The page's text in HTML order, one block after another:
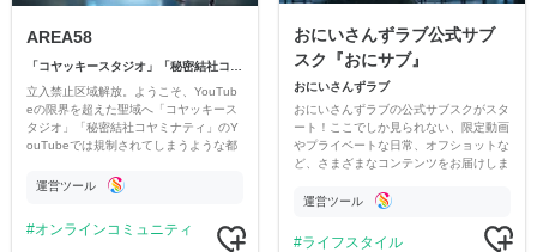
AREA58
立入禁止区域解放。ようこそ、YouTub
eの限界を超えた聖域へ「コヤッキース
タジオ」「秘密結社コヤミナティ」のY
ouTubeでは規制されてしまうような都
公開。
運営ツール
オンラインコミュニティ
おにいさんずラブ公式サブ
スク『おにサブ』
おにいさんずラブ
おにいさんずラブの公式サブスクがスタ
ート！ここでしか見られない、限定動画
やプライベートな日常、オフショットな
ど、さまざまなコンテンツをお届けしま
運営ツール
ライフスタイル